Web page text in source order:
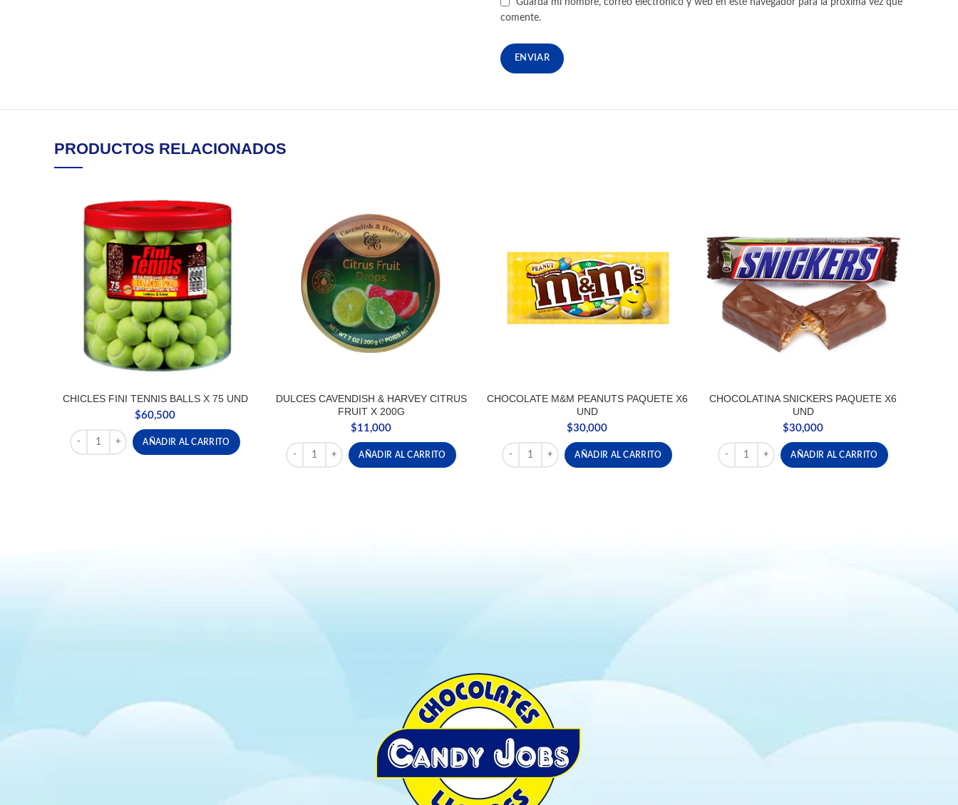
Guarda mi nombre, correo electrónico y web en este navegador para la próxima vez que
comente.
PRODUCTOS RELACIONADOS
CHICLES FINI TENNIS BALLS X 75 UND
$60,500
CHICLES FINI TENNIS BALLS X 75 UND cantidad
AÑADIR AL CARRITO
DULCES CAVENDISH & HARVEY CITRUS
FRUIT X 200G
$11,000
DULCES CAVENDISH & HARVEY CITRUS FRUIT X 200G cantidad
AÑADIR AL CARRITO
CHOCOLATE M&M PEANUTS PAQUETE X6
UND
$30,000
CHOCOLATE M&M PEANUTS PAQUETE X6 UND cantidad
AÑADIR AL CARRITO
CHOCOLATINA SNICKERS PAQUETE X6
UND
$30,000
CHOCOLATINA SNICKERS PAQUETE X6 UND
AÑADIR AL CARRITO